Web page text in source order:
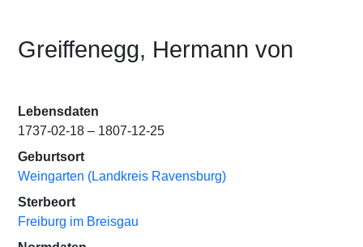
Greiffenegg, Hermann von
Lebensdaten
1737-02-18 – 1807-12-25
Geburtsort
Weingarten (Landkreis Ravensburg)
Sterbeort
Freiburg im Breisgau